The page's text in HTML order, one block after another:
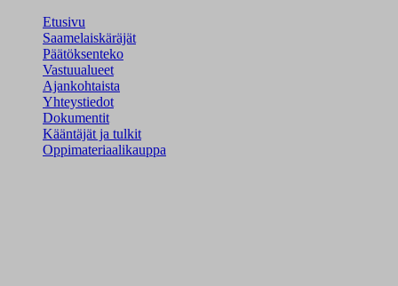
Etusivu
Saamelaiskäräjät
Päätöksenteko
Vastuualueet
Ajankohtaista
Yhteystiedot
Dokumentit
Kääntäjät ja tulkit
Oppimateriaalikauppa